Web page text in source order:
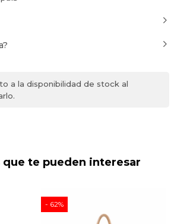
a la disponibilidad de stock al
que te pueden interesar
62